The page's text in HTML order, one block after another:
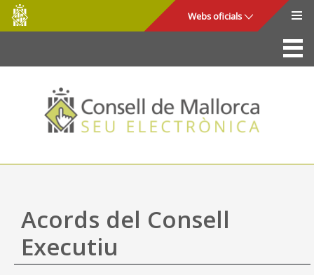
Salta al contingut principal
Consell
de
Mallorca
Webs oficials
La Seu
Consell de Mallorca
Accés i seguretat
Utilitats
Ajuda
Acords del Consell
Executiu